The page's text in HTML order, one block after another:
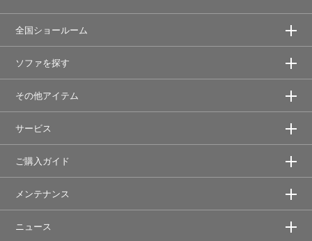
全国ショールーム
ソファを探す
その他アイテム
サービス
ご購入ガイド
メンテナンス
ニュース